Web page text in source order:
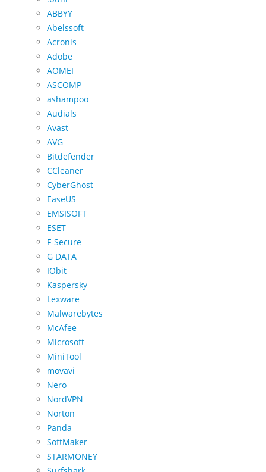
ABBYY
Abelssoft
Acronis
Adobe
AOMEI
ASCOMP
ashampoo
Audials
Avast
AVG
Bitdefender
CCleaner
CyberGhost
EaseUS
EMSISOFT
ESET
F-Secure
G DATA
IObit
Kaspersky
Lexware
Malwarebytes
McAfee
Microsoft
MiniTool
movavi
Nero
NordVPN
Norton
Panda
SoftMaker
STARMONEY